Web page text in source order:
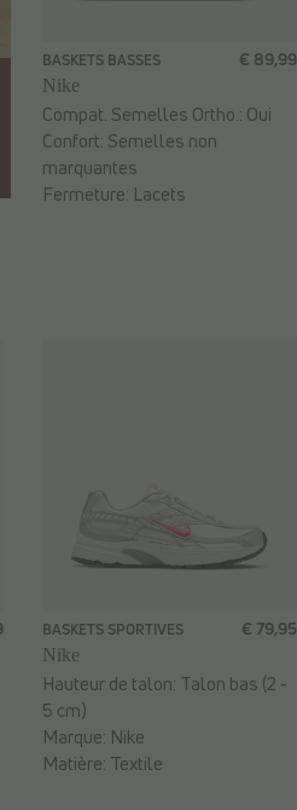
BASKETS BASSES
Nike
€ 89,99
Compat. Semelles Ortho.: Oui
Confort: Semelles non
marquantes
Fermeture: Lacets
BASKETS SPORTIVES
Nike
€ 79,95
Hauteur de talon: Talon bas (2 -
5 cm)
Marque: Nike
Matière: Textile